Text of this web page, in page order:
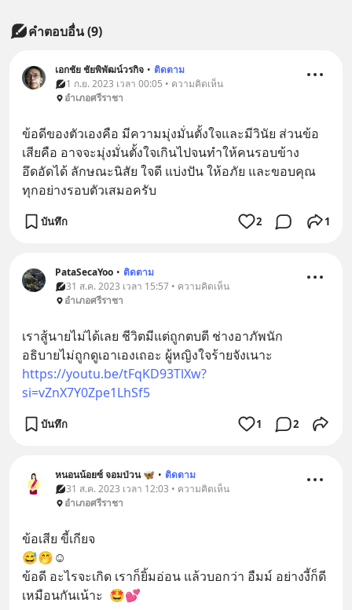
คำตอบอื่น(9)
เอกชัย ชัยพิพัฒน์วรกิจ • ติดตาม
1 ก.ย. 2023 เวลา 00:05 • ความคิดเห็น
อำเภอศรีราชา
ข้อดีของตัวเองคือ มีความมุ่งมั่นตั้งใจและมีวินัย ส่วนข้อ
เสียคือ อาจจะมุ่งมั่นตั้งใจเกินไปจนทำให้คนรอบข้าง
อึดอัดได้ ลักษณะนิสัย ใจดี แบ่งปัน ให้อภัย และขอบคุณ
ทุกอย่างรอบตัวเสมอครับ
บันทึก 2 1
PataSecaYoo • ติดตาม
31 ส.ค. 2023 เวลา 15:57 • ความคิดเห็น
อำเภอศรีราชา
เราสู้นายไม่ได้เลย ชีวิตมีแต่ถูกตบตี ช่างอาภัพนัก
อธิบายไม่ถูกดูเอาเองเถอะ ผู้หญิงใจร้ายจังเนาะ
https://youtu.be/tFqKD93TlXw?
si=vZnX7Y0Zpe1LhSf5
บันทึก 1 2
หนอนน้อยซ์ จอมป่วน 🦋 • ติดตาม
31 ส.ค. 2023 เวลา 12:03 • ความคิดเห็น
อำเภอศรีราชา
ข้อเสีย ขี้เกียจ
😅🤭☺️
ข้อดี อะไรจะเกิด เราก็ยิ้มอ่อน แล้วบอกว่า อืมม์ อย่างงี้ก็ดี
เหมือนกันเน้าะ  🤩💕